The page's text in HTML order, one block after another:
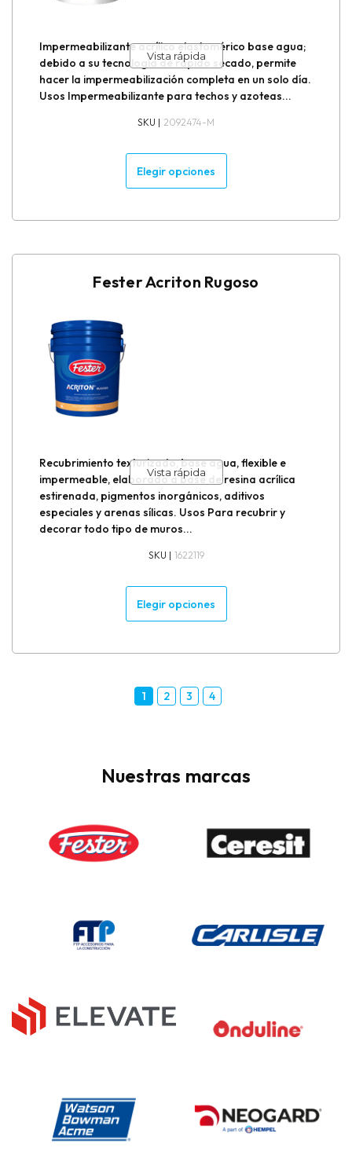
Vista rápida
Impermeabilizante acrílico elastomérico base agua;
debido a su tecnología de rápido secado, permite
hacer la impermeabilización completa en un solo día.
Usos Impermeabilizante para techos y azoteas...
SKU | 2092474-M
Elegir opciones
Fester Acriton Rugoso
Vista rápida
Recubrimiento texturizado, base agua, flexible e
impermeable, elaborado a base de resina acrílica
estirenada, pigmentos inorgánicos, aditivos
especiales y arenas sílicas. Usos Para recubrir y
decorar todo tipo de muros...
SKU | 1622119
Elegir opciones
1 2 3 4
Nuestras marcas